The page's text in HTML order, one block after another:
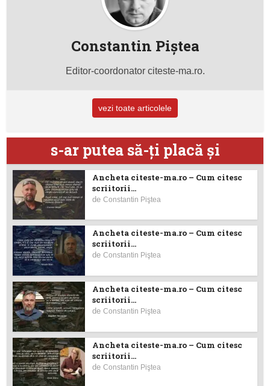
Constantin Piştea
Editor-coordonator citeste-ma.ro.
vezi toate articolele
s-ar putea să-ţi placă şi
Ancheta citeste-ma.ro – Cum citesc
scriitorii...
deConstantin Piştea
Ancheta citeste-ma.ro – Cum citesc
scriitorii...
deConstantin Piştea
Ancheta citeste-ma.ro – Cum citesc
scriitorii...
deConstantin Piştea
Ancheta citeste-ma.ro – Cum citesc
scriitorii...
deConstantin Piştea